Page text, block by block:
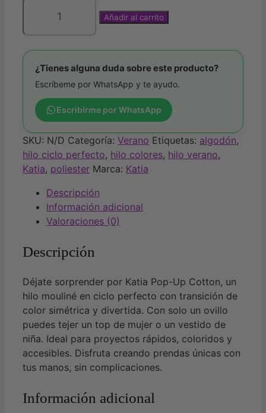
UP
COTTON
cantidad
Añadir al carrito
¿Tienes alguna duda sobre este producto?
Escríbeme por WhatsApp y te ayudo.
Escribirme por WhatsApp
SKU: N/D Categoría: Verano Etiquetas: algodón,
hilo ciclo perfecto, hilo colores, hilo verano,
Katia, poliester Marca: Katia
Descripción
Información adicional
Valoraciones (0)
Descripción
Déjate sorprender por Katia Pop-Up Cotton, un
hilo mouliné en ciclo perfecto con transición de
color simétrica y divertida. Con solo un ovillo
puedes tejer un top de mujer o un vestido de
niña. Ideal para proyectos rápidos, coloridos y
accesibles. Disfruta creando prendas únicas con
tus manos, sin complicaciones.
Información adicional